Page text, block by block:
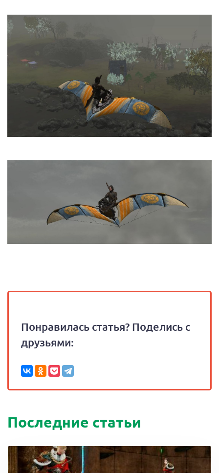
Понравилась статья? Поделись с
друзьями:
Последние статьи